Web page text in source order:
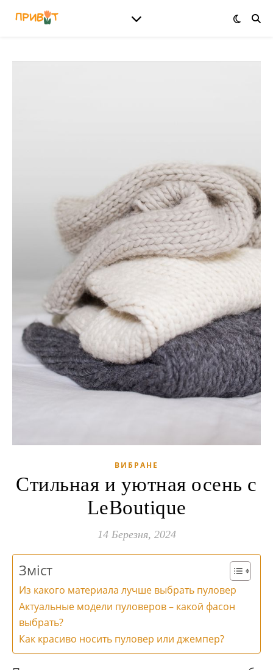
ВИБРАНЕ
Стильная и уютная осень с
LeBoutique
14 Березня, 2024
Зміст
Из какого материала лучше выбрать пуловер
Актуальные модели пуловеров – какой фасон
выбрать?
Как красиво носить пуловер или джемпер?